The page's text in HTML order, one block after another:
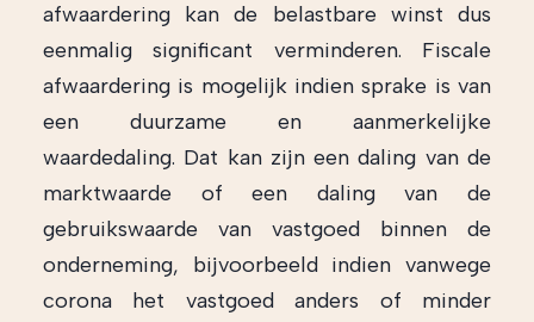
afwaardering kan de belastbare winst dus
eenmalig significant verminderen. Fiscale
afwaardering is mogelijk indien sprake is van
een duurzame en aanmerkelijke
waardedaling. Dat kan zijn een daling van de
marktwaarde of een daling van de
gebruikswaarde van vastgoed binnen de
onderneming, bijvoorbeeld indien vanwege
corona het vastgoed anders of minder